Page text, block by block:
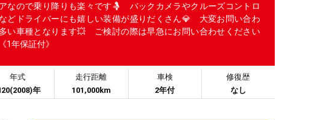
アなので乗り降りも楽々です🤱 バックカメラやクルーズコントロ
どドライバーにも嬉しい装備が盛りだくさん💎 大変お問い合わ
い車種となります💥 ご検討の際は早急にお問い合わせください
年保証付》
年式
年
走行距離
101,000km
車検
2年付
修復歴
なし